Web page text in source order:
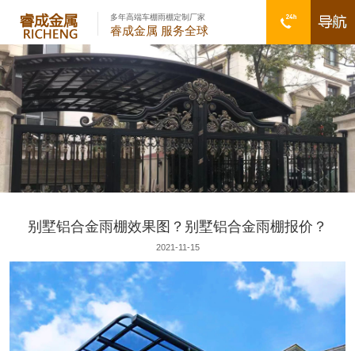
多年高端车棚雨棚定制厂家
睿成金属 服务全球
别墅铝合金雨棚效果图？别墅铝合金雨棚报价？
2021-11-15